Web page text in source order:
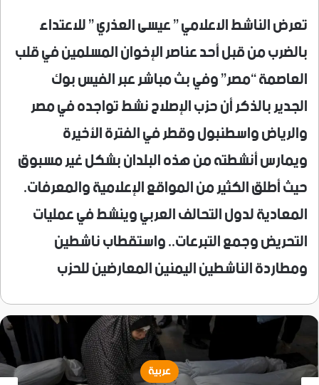
تعرض الناشط الاعلامي ” عيسى العذري ” للاعتداء
بالضرب من قبل أحد عناصر الإخوان المسلمين في قلب
العاصمة “مصر” وفي بث مباشر عبر الفيس بوك
الجدير بالذكر أن حزب الإصلاح نشط تواجده في مصر
والرياض واسطنبول وقطر في الفترة الأخيرة
ويمارس أنشطته من هذه البلدان بشكل غير مسبوق
حيث أطلق الكثير من المواقع الإعلامية والمعرفات.
المعادية لدول التحالف العربي وينشط في عمليات
التحريض وجمع التبرعات.. واستقطاب ناشطين
ومطاردة الناشطين اليمنين المعارضين للحزب
عربية